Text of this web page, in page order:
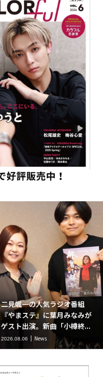
二見颯一の人気ラジオ番組
『やまステ』に葉月みなみが
ゲスト出演。新曲「小樽終...
2026.08.06 News